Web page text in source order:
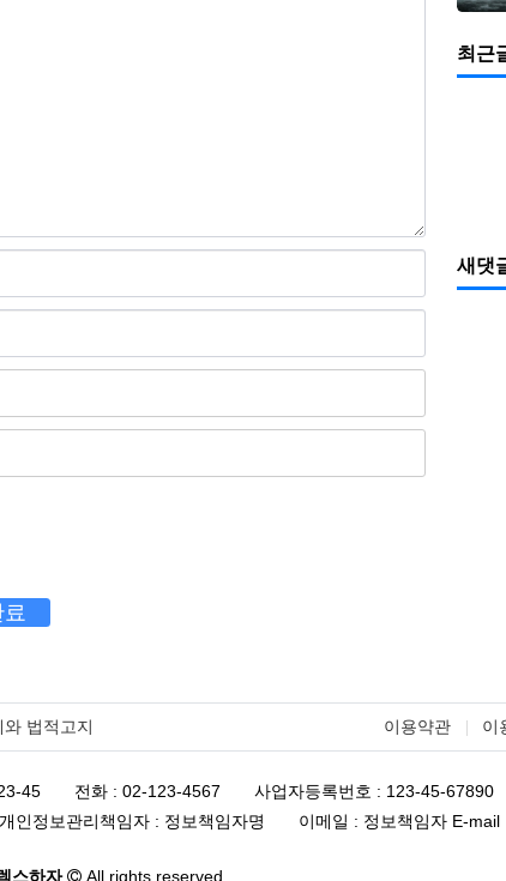
료
최근
새댓
법적고지 이용약관 이
45 전화 : 02-123-4567 사업자등록번호 : 123-45-67890
개인정보관리책임자 : 정보책임자명 이메일 : 정보책임자 E-mail
스하자 All rights reserved.